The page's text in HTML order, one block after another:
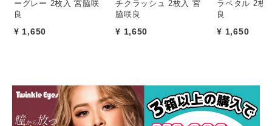
ーグレー 2枚入 宮脇咲
良
¥ 1,650
チクラッシュ 2枚入 宮
脇咲良
¥ 1,650
ラペタル 2枚
良
¥ 1,650